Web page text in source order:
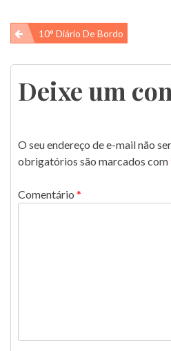
Navegação
de
Post
10° Diário De Bordo
Deixe um
O seu endereço de e-mail não
obrigatórios são marcados com
Comentário *